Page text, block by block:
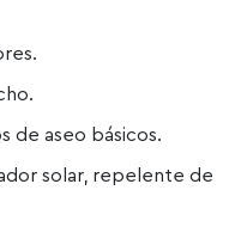
de aseo básicos.
solar, repelente de